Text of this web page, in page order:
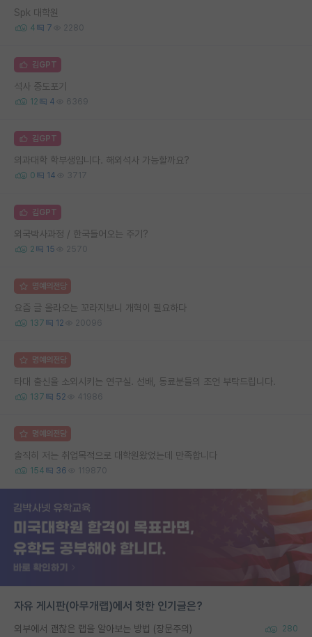
Spk 대학원
4 7 2280
김GPT
석사 중도포기
12 4 6369
김GPT
의과대학 학부생입니다. 해외석사 가능할까요?
0 14 3717
김GPT
외국박사과정 / 한국들어오는 주기?
2 15 2570
명예의전당
요즘 글 올라오는 꼬라지보니 개혁이 필요하다
137 12 20096
명예의전당
타대 출신을 소외시키는 연구실. 선배, 동료분들의 조언 부탁드립니다.
137 52 41986
명예의전당
솔직히 저는 취업목적으로 대학원왔었는데 만족합니다
154 36 119870
자유 게시판(아무개랩)에서 핫한 인기글은?
외부에서 괜찮은 랩을 알아보는 방법 (장문주의) 280